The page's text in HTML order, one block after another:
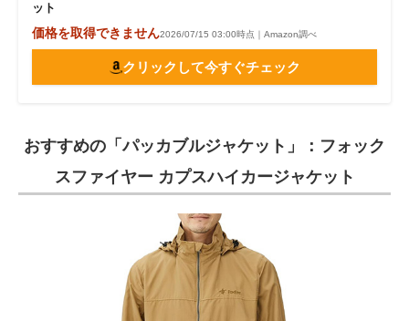
ット
価格を取得できません2026/07/15 03:00時点｜Amazon調べ
クリックして今すぐチェック
おすすめの「パッカブルジャケット」：フォック
スファイヤー カプスハイカージャケット